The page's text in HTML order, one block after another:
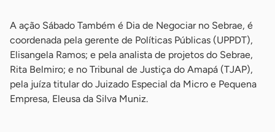
A ação Sábado Também é Dia de Negociar no Sebrae, é
coordenada pela gerente de Políticas Públicas (UPPDT),
Elisangela Ramos; e pela analista de projetos do Sebrae,
Rita Belmiro; e no Tribunal de Justiça do Amapá (TJAP),
pela juíza titular do Juizado Especial da Micro e Pequena
Empresa, Eleusa da Silva Muniz.